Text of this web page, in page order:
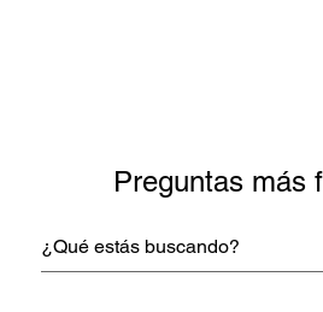
Preguntas más